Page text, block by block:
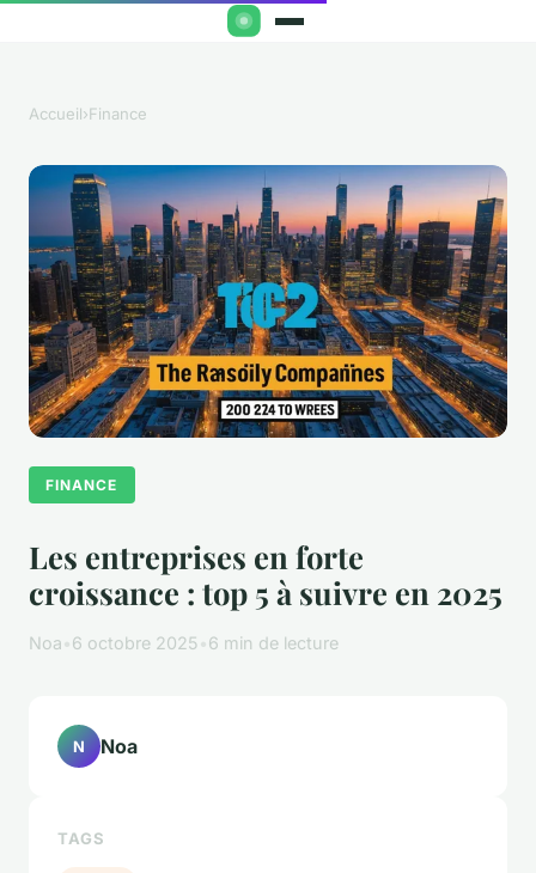
Accueil›Finance
FINANCE
Les entreprises en forte
croissance : top 5 à suivre en 2025
Noa 6 octobre 2025 6 min de lecture
N Noa
TAGS